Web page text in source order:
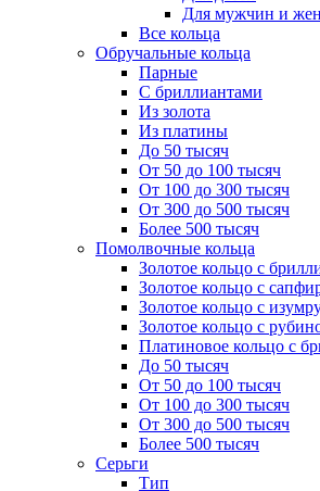
Для мужчин и
Все кольца
Обручальные кольца
Парные
С бриллиантами
Из золота
Из платины
До 50 тысяч
От 50 до 100 тысяч
От 100 до 300 тысяч
От 300 до 500 тысяч
Более 500 тысяч
Помолвочные кольца
Золотое кольцо с
Золотое кольцо с
Золотое кольцо с
Золотое кольцо с
Платиновое кольцо с
До 50 тысяч
От 50 до 100 тысяч
От 100 до 300 тысяч
От 300 до 500 тысяч
Более 500 тысяч
Серьги
Тип